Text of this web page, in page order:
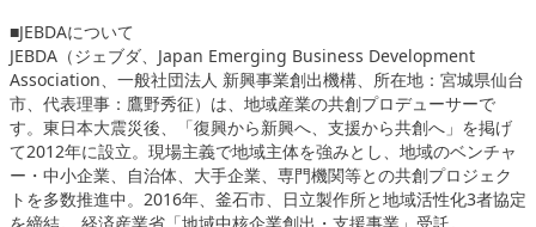
■JEBDAについて
JEBDA（ジェブダ、Japan Emerging Business Development
Association、一般社団法人 新興事業創出機構、所在地：宮城県仙台
市、代表理事：鷹野秀征）は、地域産業の共創プロデューサーで
す。東日本大震災後、「復興から新興へ、支援から共創へ」を掲げ
て2012年に設立。現場主義で地域主体を強みとし、地域のベンチャ
ー・中小企業、自治体、大手企業、専門機関等との共創プロジェク
トを多数推進中。2016年、釜石市、日立製作所と地域活性化3者協定
を締結。 経済産業省「地域中核企業創出・支援事業」受託。